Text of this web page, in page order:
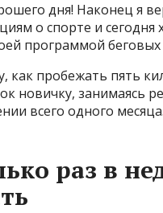
дня! Наконец я
о спорте и сегодня
программой
как пробежать пять
новичку, занимаясь
всего одного месяца.
раз в